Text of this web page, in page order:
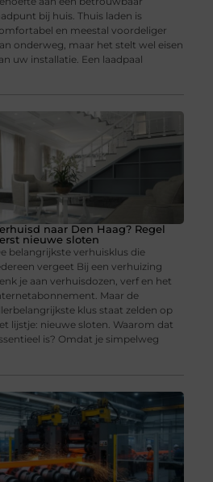
bij huis. Thuis laden is
en meestal voordeliger
onderweg, maar het stelt wel eisen
uw installatie. Een laadpaal
naar Den Haag? Regel
nieuwe sloten
belangrijkste verhuisklus die
vergeet Bij een verhuizing
je aan verhuisdozen, verf en het
Maar de
klus staat zelden op
lijstje: nieuwe sloten. Waarom dat
is? Omdat je simpelweg